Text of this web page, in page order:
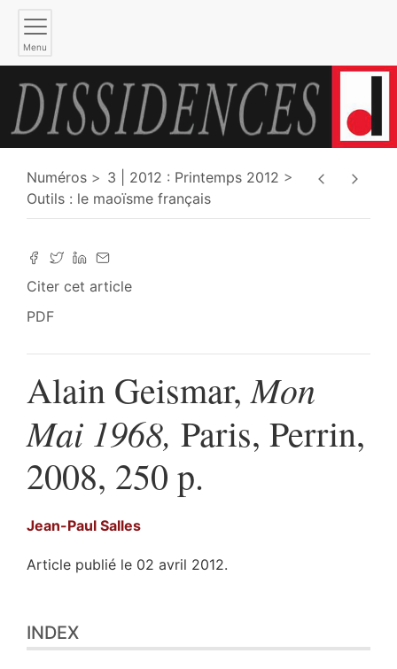
Menu
Numéros
3 | 2012 : Printemps 2012
Outils : le maoïsme français
Citer cet article
PDF
Alain Geismar,Mon
Mai 1968, Paris, Perrin,
2008, 250 p.
Jean-Paul Salles
Article publié le 02 avril 2012.
Texte
Illustrations
INDEX